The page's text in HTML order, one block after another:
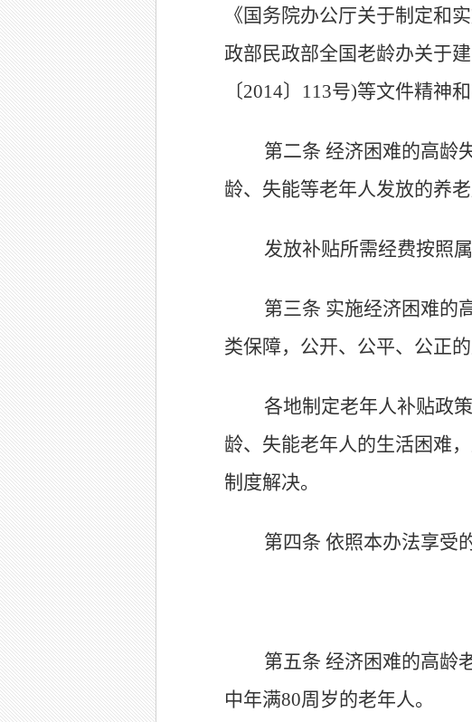
《国务院办公厅关于制定和
政部民政部全国老龄办关于
〔2014〕113号)等文件精神
第二条 经济困难的高龄
龄、失能等老年人发放的养
发放补贴所需经费按照
第三条 实施经济困难的
类保障，公开、公平、公正的
各地制定老年人补贴政
龄、失能老年人的生活困难
制度解决。
第四条 依照本办法享受
第五条 经济困难的高龄
中年满80周岁的老年人。